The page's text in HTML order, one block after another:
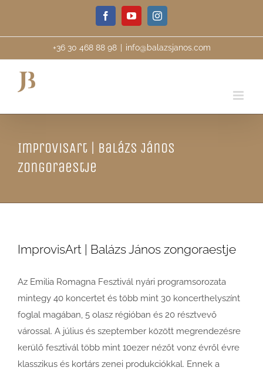
content
FacebookYouTubeInstagram
+36 30 468 88 98 info@balazsjanos.com
ImprovisArt | Balázs János
zongoraestje
ImprovisArt | Balázs János zongoraestje
Az Emilia Romagna Fesztivál nyári programsorozata
mintegy 40 koncertet és több mint 30 koncerthelyszínt
foglal magában, 5 olasz régióban és 20 résztvevő
várossal. A július és szeptember között megrendezésre
kerülő fesztivál több mint 10ezer nézőt vonz évről évre
klasszikus és kortárs zenei produkciókkal. Ennek a